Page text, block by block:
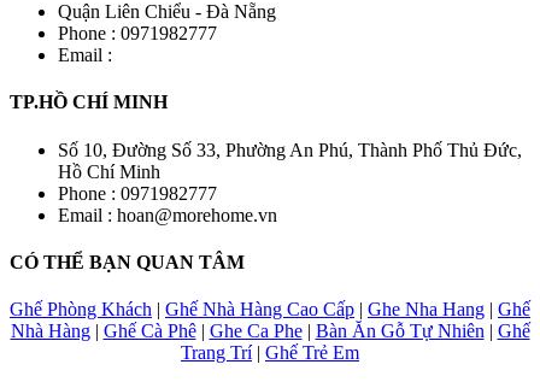
Quận Liên Chiểu - Đà Nẵng
Phone : 0971982777
Email :
TP.HỒ CHÍ MINH
Số 10, Đường Số 33, Phường An Phú, Thành Phố Thủ Đức,
Hồ Chí Minh
Phone : 0971982777
Email : hoan@morehome.vn
CÓ THỂ BẠN QUAN TÂM
Ghế Phòng Khách | Ghế Nhà Hàng Cao Cấp | Ghe Nha Hang | Ghế
Nhà Hàng| Ghế Cà Phê| Ghe Ca Phe| Bàn Ăn Gỗ Tự Nhiên | Ghế
Trang Trí| Ghế Trẻ Em